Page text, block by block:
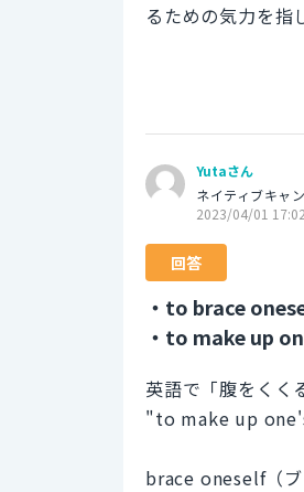
るための気力を指
Yutaさん
ネイティブキャ
2023/04/01 17:02
回答
・to brace
・to make up
英語で「腹をく
"to make up
brace oneself（